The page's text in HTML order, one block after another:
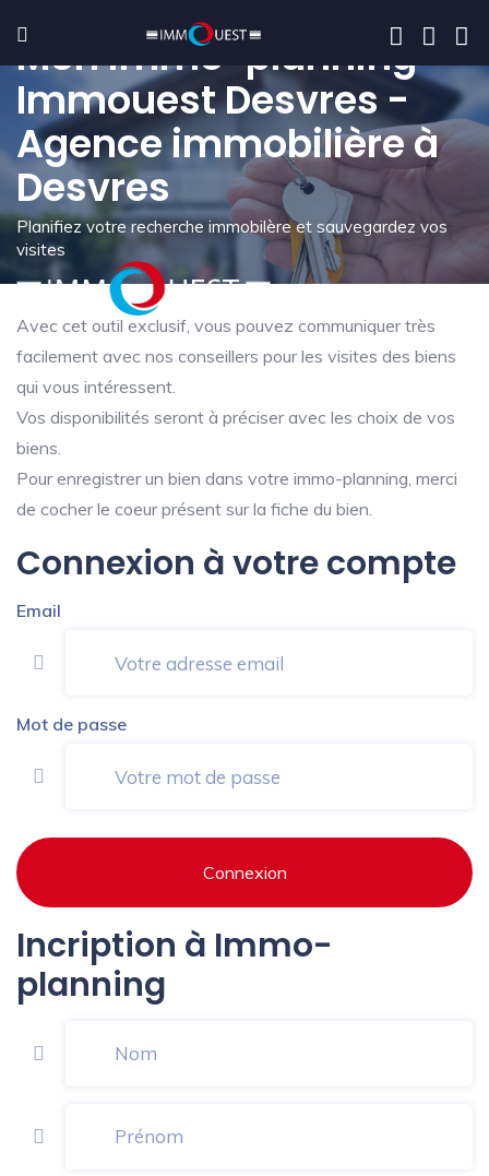
Mon immo-planning -
Immouest Desvres -
Agence immobilière à
Desvres
Planifiez votre recherche immobilère et sauvegardez vos
visites
Avec cet outil exclusif, vous pouvez communiquer très
facilement avec nos conseillers pour les visites des biens
qui vous intéressent.
Vos disponibilités seront à préciser avec les choix de vos
biens.
Pour enregistrer un bien dans votre immo-planning, merci
de cocher le coeur présent sur la fiche du bien.
Connexion à votre compte
Email
Mot de passe
Connexion
Incription à Immo-
planning